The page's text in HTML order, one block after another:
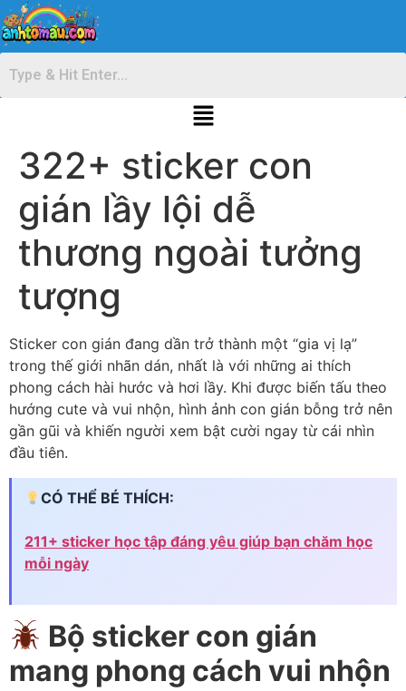
322+ sticker con
gián lầy lội dễ
thương ngoài tưởng
tượng
Sticker con gián đang dần trở thành một “gia vị lạ”
trong thế giới nhãn dán, nhất là với những ai thích
phong cách hài hước và hơi lầy. Khi được biến tấu theo
hướng cute và vui nhộn, hình ảnh con gián bỗng trở nên
gần gũi và khiến người xem bật cười ngay từ cái nhìn
đầu tiên.
CÓ THỂ BÉ THÍCH:
211+ sticker học tập đáng yêu giúp bạn chăm học
mỗi ngày
Bộ sticker con gián
mang phong cách vui nhộn